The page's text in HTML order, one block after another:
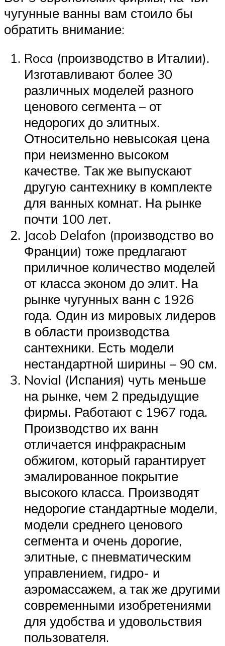
чугунные ванны вам стоило бы
обратить внимание:
Roca (производство в Италии).
Изготавливают более 30
различных моделей разного
ценового сегмента – от
недорогих до элитных.
Относительно невысокая цена
при неизменно высоком
качестве. Так же выпускают
другую сантехнику в комплекте
для ванных комнат. На рынке
почти 100 лет.
Jacob Delafon (производство во
Франции) тоже предлагают
приличное количество моделей
от класса эконом до элит. На
рынке чугунных ванн с 1926
года. Один из мировых лидеров
в области производства
сантехники. Есть модели
нестандартной ширины – 90 см.
Novial (Испания) чуть меньше
на рынке, чем 2 предыдущие
фирмы. Работают с 1967 года.
Производство их ванн
отличается инфракрасным
обжигом, который гарантирует
эмалированное покрытие
высокого класса. Производят
недорогие стандартные модели,
модели среднего ценового
сегмента и очень дорогие,
элитные, с пневматическим
управлением, гидро- и
аэромассажем, а так же другими
современными изобретениями
для удобства и удовольствия
пользователя.